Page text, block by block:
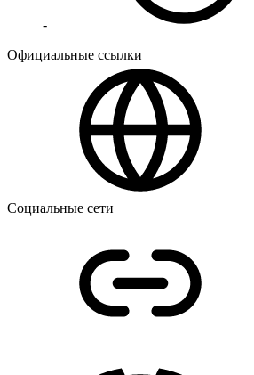
-
Официальные ссылки
Социальные сети